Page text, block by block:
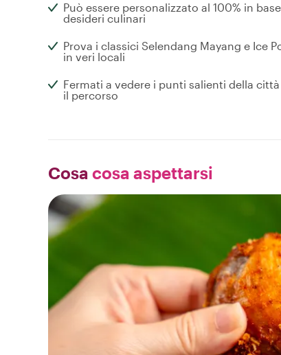
Può essere personalizzato al 100% in
desideri culinari
Prova i classici Selendang Mayang e Ice
in veri locali
Fermati a vedere i punti salienti della
il percorso
Cosa cosa aspettarsi